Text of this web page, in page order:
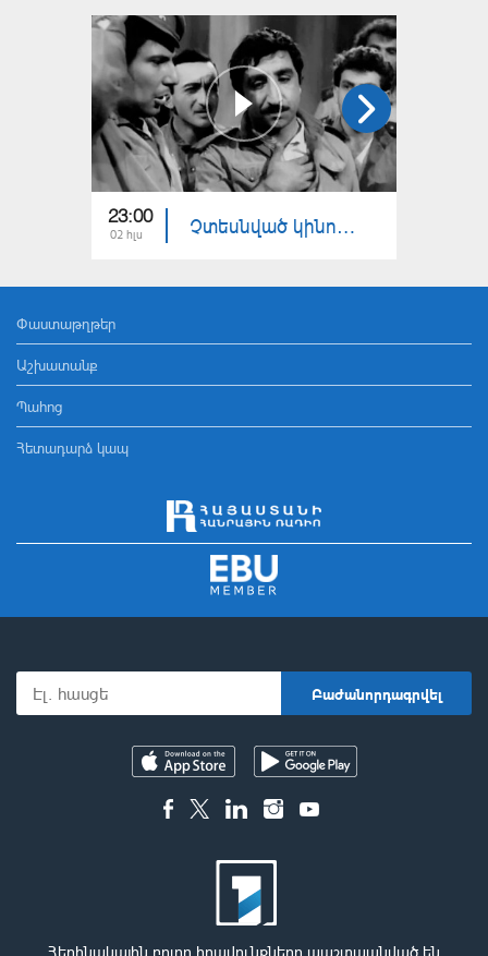
23:00
02 հլս Չտեսնված կինո. Նվագախմբի տղաները
Փաստաթղթեր
Աշխատանք
Պահոց
Հետադարձ կապ
Հեղինակային բոլոր իրավունքները պաշտպանված են